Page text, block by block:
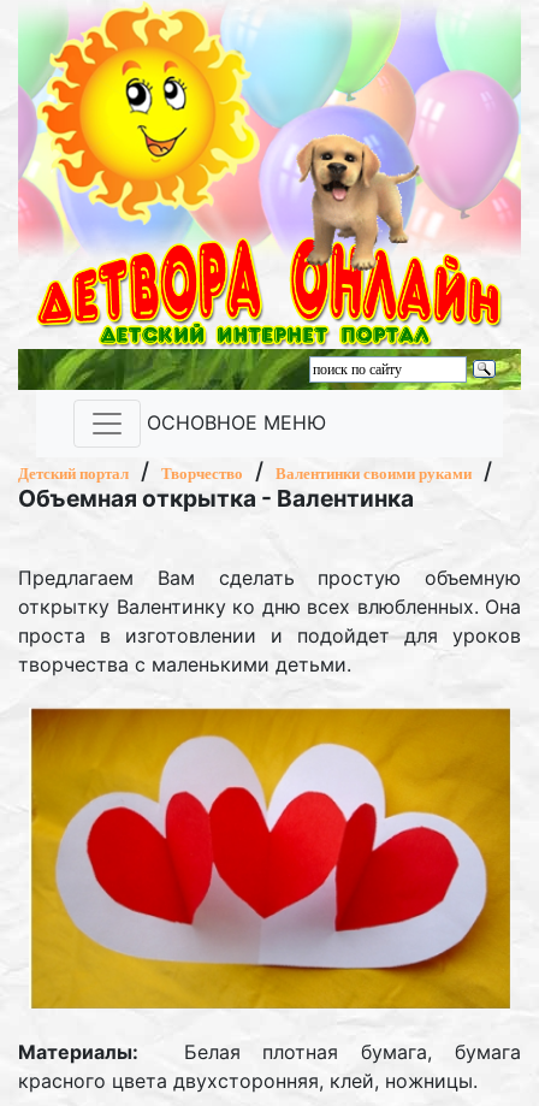
ОСНОВНОЕ МЕНЮ
Детский портал / Творчество / Валентинки своими руками
/
Объемная открытка - Валентинка
Предлагаем Вам сделать простую объемную
открытку Валентинку ко дню всех влюбленных. Она
проста в изготовлении и подойдет для уроков
творчества с маленькими детьми.
Материалы: Белая плотная бумага, бумага
красного цвета двухсторонняя, клей, ножницы.